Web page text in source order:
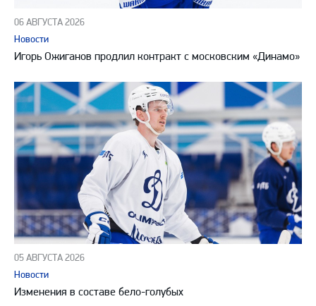
06 АВГУСТА 2026
Новости
Игорь Ожиганов продлил контракт с московским «Динамо»
05 АВГУСТА 2026
Новости
Изменения в составе бело-голубых